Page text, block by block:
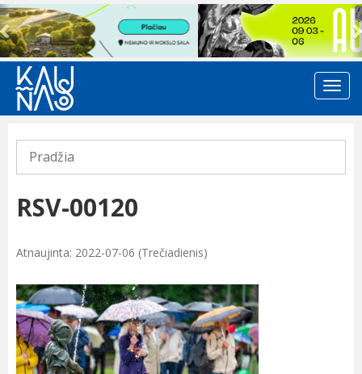
Previous
Pradžia
RSV-00120
Atnaujinta: 2022-07-06 (Trečiadienis)